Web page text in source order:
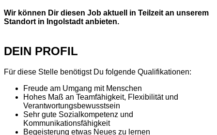
Wir können Dir diesen Job aktuell in Teilzeit an unserem
Standort in Ingolstadt anbieten.
DEIN PROFIL
Für diese Stelle benötigst Du folgende Qualifikationen:
Freude am Umgang mit Menschen
Hohes Maß an Teamfähigkeit, Flexibilität und
Verantwortungsbewusstsein
Sehr gute Sozialkompetenz und
Kommunikationsfähigkeit
Begeisterung etwas Neues zu lernen